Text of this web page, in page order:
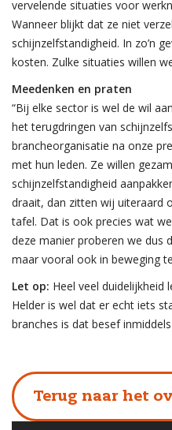
vervelende situaties voor
Wanneer blijkt dat ze niet
schijnzelfstandigheid. In zo’n
kosten. Zulke situaties willen
Meedenken en praten
“Bij elke sector is wel de wil
het terugdringen van
brancheorganisatie na onze
met hun leden. Ze willen
schijnzelfstandigheid
draait, dan zitten wij uiteraard
tafel. Dat is ook precies wat
deze manier proberen we dus
maar vooral ook in beweging
Let op: Heel veel duidelijkheid
Helder is wel dat er echt iets
branches is dat besef
Terug naar het